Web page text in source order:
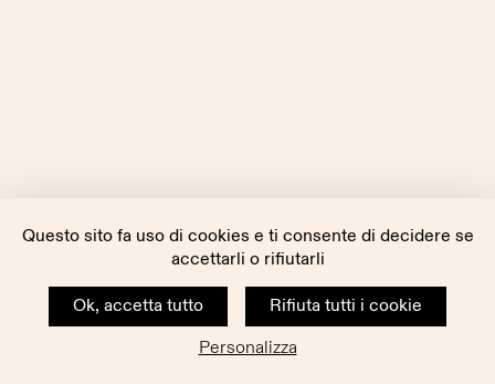
Questo sito fa uso di cookies e ti consente di decidere se
accettarli o rifiutarli
Ok, accetta tutto
Rifiuta tutti i cookie
Personalizza